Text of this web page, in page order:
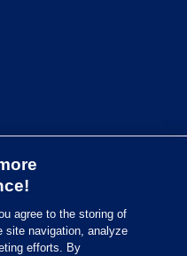
agree to the storing of
site navigation, analyze
efforts. By